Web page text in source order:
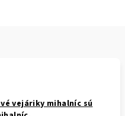
vejáriky mihalníc sú